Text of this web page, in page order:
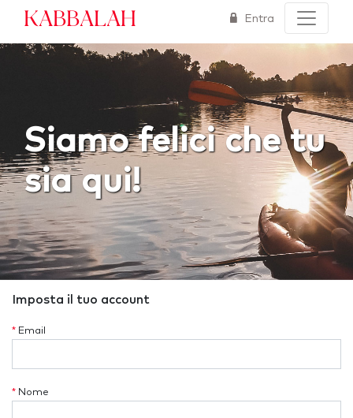
Kabbalah Entra
Siamo felici che tu
sia qui!
Imposta il tuo account
* Email
* Nome